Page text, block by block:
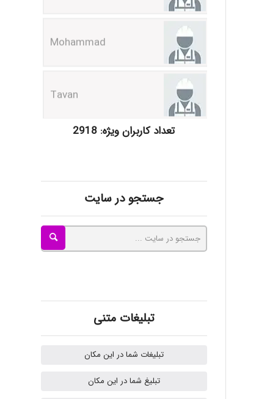
Tavan
akhtar shahsavandi
ayda habibnejad
Nazaninkarkon
Omid
تعداد کاربران ویژه: 2918
جستجو در سایت
تبلیغات متنی
تبلیغات شما در این مکان
تبلیغ شما در این مکان